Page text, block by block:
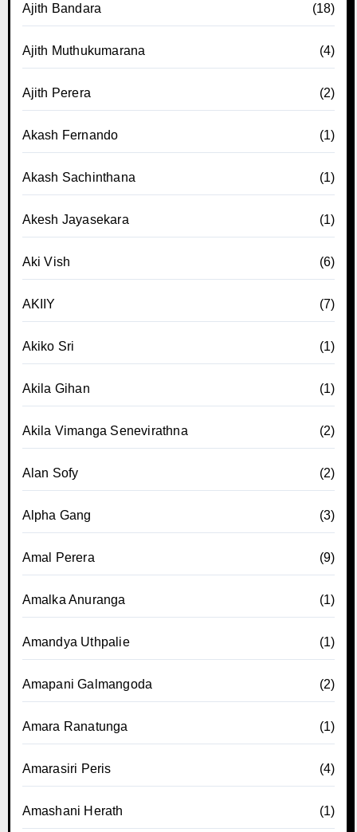
Ajith Bandara (18)
Ajith Muthukumarana (4)
Ajith Perera (2)
Akash Fernando (1)
Akash Sachinthana (1)
Akesh Jayasekara (1)
Aki Vish (6)
AKIIY (7)
Akiko Sri (1)
Akila Gihan (1)
Akila Vimanga Senevirathna (2)
Alan Sofy (2)
Alpha Gang (3)
Amal Perera (9)
Amalka Anuranga (1)
Amandya Uthpalie (1)
Amapani Galmangoda (2)
Amara Ranatunga (1)
Amarasiri Peris (4)
Amashani Herath (1)